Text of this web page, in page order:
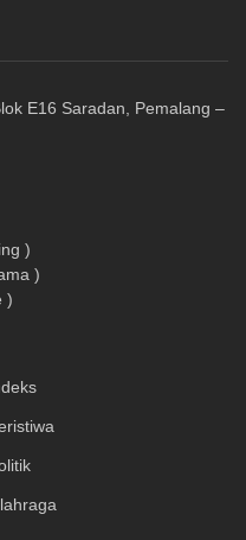
E16 Saradan, Pemalang –
)
)
)